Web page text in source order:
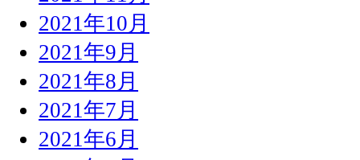
2021年10月
2021年9月
2021年8月
2021年7月
2021年6月